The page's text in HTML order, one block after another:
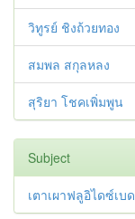
วิทูรย์ ชิงถ้วยทอง
สมพล สกุลหลง
สุริยา โชคเพิ่มพูน
Subject
เตาเผาฟลูอิไดซ์เบด